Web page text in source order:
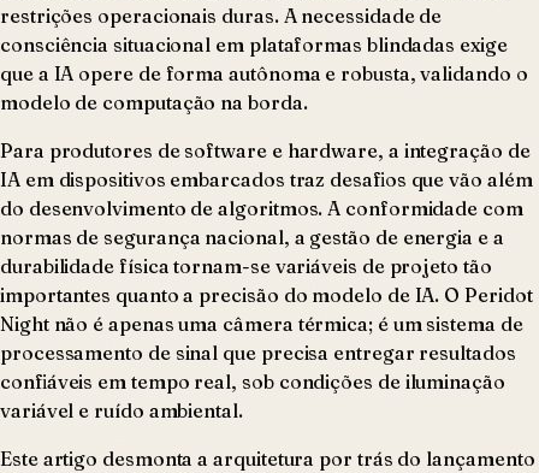
restrições operacionais duras. A necessidade de
consciência situacional em plataformas blindadas exige
que a IA opere de forma autônoma e robusta, validando o
modelo de computação na borda.
Para produtores de software e hardware, a integração de
IA em dispositivos embarcados traz desafios que vão além
do desenvolvimento de algoritmos. A conformidade com
normas de segurança nacional, a gestão de energia e a
durabilidade física tornam-se variáveis de projeto tão
importantes quanto a precisão do modelo de IA. O Peridot
Night não é apenas uma câmera térmica; é um sistema de
processamento de sinal que precisa entregar resultados
confiáveis em tempo real, sob condições de iluminação
variável e ruído ambiental.
Este artigo desmonta a arquitetura por trás do lançamento